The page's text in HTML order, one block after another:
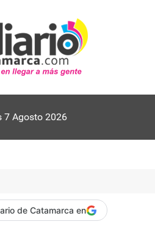
7 Agosto 2026
de Catamarca en